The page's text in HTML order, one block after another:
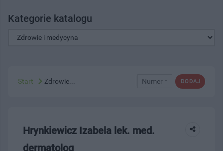
Kategorie katalogu
DODAJ
Numer ↑
Start Zdrowie...
Hrynkiewicz Izabela lek. med.
dermatolog